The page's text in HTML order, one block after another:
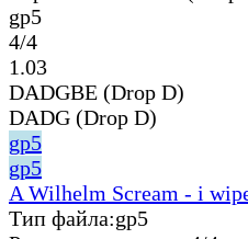
gp5
4/4
1.03
DADGBE (Drop D)
DADG (Drop D)
gp5
gp5
A Wilhelm Scream - i
Тип файла:gp5